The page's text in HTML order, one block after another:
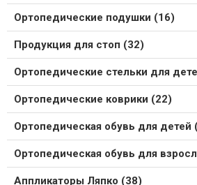
Ортопедические подушки (16)
Продукция для стоп (32)
Ортопедические стельки для
Ортопедические коврики (22)
Ортопедическая обувь для детей
Ортопедическая обувь для
Аппликаторы Ляпко (38)